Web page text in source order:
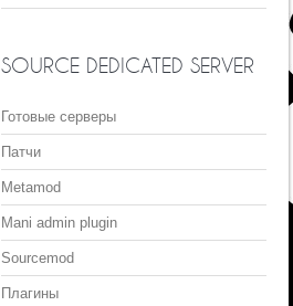
SOURCE DEDICATED SERVER
Готовые серверы
Патчи
Metamod
Mani admin plugin
Sourcemod
Плагины